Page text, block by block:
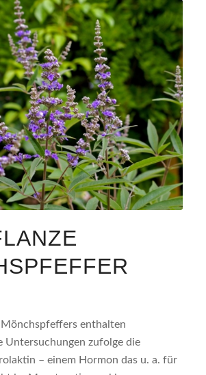
Mönchspfeffers enthalten
Untersuchungen zufolge die
– einem Hormon das u. a. für